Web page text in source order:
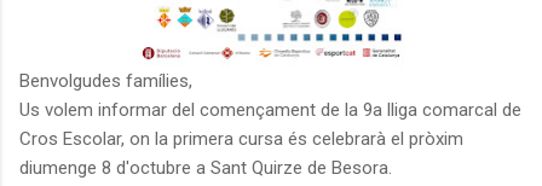
Benvolgudes famílies,
Us volem informar del començament de la 9a lliga comarcal de
Cros Escolar, on la primera cursa és celebrarà el pròxim
diumenge 8 d'octubre a Sant Quirze de Besora.